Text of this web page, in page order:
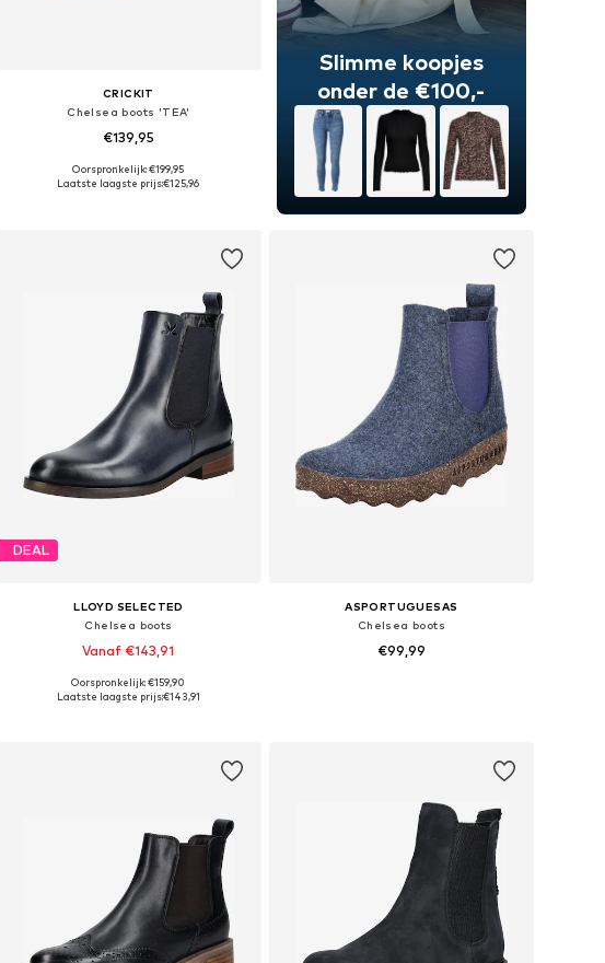
CRICKIT
Chelsea boots 'TEA'
€139,95
Beschikbaar in vele maten
Oorspronkelijk: €199,95
Laatste laagste prijs:€125,96
Slimme koopjes
onder de €100,-
DEAL
LLOYD SELECTED
Chelsea boots
Vanaf €143,91
Beschikbaar in vele maten
Oorspronkelijk: €159,90
Laatste laagste prijs:€143,91
ASPORTUGUESAS
Chelsea boots
€99,99